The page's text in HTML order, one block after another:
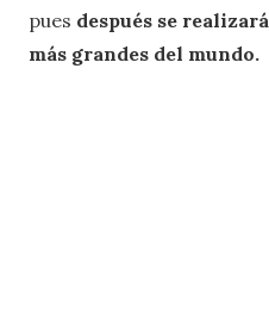
pues después se
más grandes del mundo.